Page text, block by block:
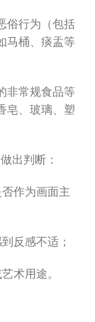
俗行为（包括
马桶、痰盂等
非常规食品等
皂、玻璃、塑
出判断：
作为画面主
反感不适；
术用途。